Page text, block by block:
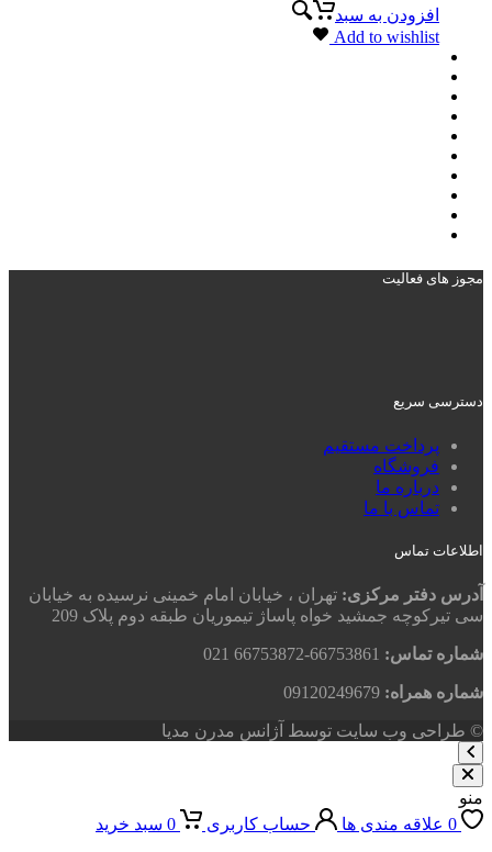
افزودن به سبد
Add to wishlist
مجوز های فعالیت
دسترسی سریع
پرداخت مستقیم
فروشگاه
درباره ما
تماس با ما
اطلاعات تماس
آدرس دفتر مرکزی: تهران ، خیابان امام خمینی نرسیده به خیابان
سی تیرکوچه جمشید خواه پاساژ تیموریان طبقه دوم پلاک 209
شماره تماس:
شماره همراه:
© طراحی وب سایت توسط آژانس مدرن مدیا
منو
0 علاقه مندی ها حساب کاربری 0 سبد خرید